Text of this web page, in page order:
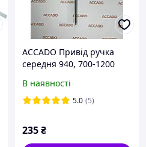
ACCADO Привід ручка
середня 940, 700-1200
В наявності
5.0 (5)
235₴